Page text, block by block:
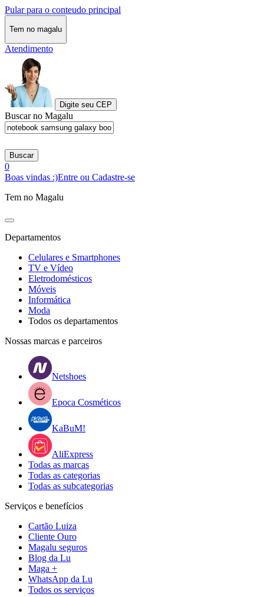
Pular para o conteudo principal
Tem no magalu
Atendimento
Digite seu CEP
Buscar no Magalu
Buscar
0
Boas vindas :)Entre ou Cadastre-se
Tem no Magalu
Departamentos
Celulares e Smartphones
TV e Vídeo
Eletrodomésticos
Móveis
Informática
Moda
Todos os departamentos
Nossas marcas e parceiros
Netshoes
Epoca Cosméticos
KaBuM!
AliExpress
Todas as marcas
Todas as categorias
Todas as subcategorias
Serviços e benefícios
Cartão Luiza
Cliente Ouro
Magalu seguros
Blog da Lu
Maga +
WhatsApp da Lu
Todos os serviços